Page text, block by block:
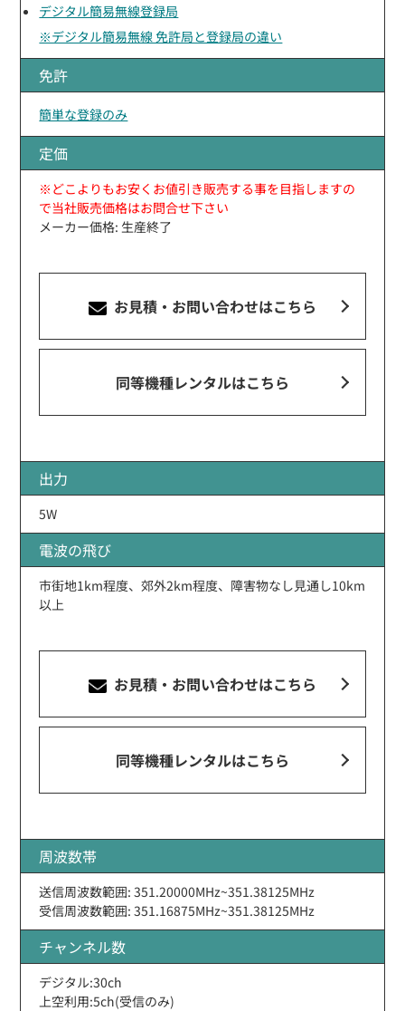
デジタル簡易無線登録局
※デジタル簡易無線 免許局と登録局の違い
免許
簡単な登録のみ
定価
※どこよりもお安くお値引き販売する事を目指しますの
で当社販売価格はお問合せ下さい
メーカー価格: 生産終了
お見積・お問い合わせはこちら
同等機種レンタルはこちら
出力
5W
電波の飛び
市街地1km程度、郊外2km程度、障害物なし見通し10km
以上
お見積・お問い合わせはこちら
同等機種レンタルはこちら
周波数帯
送信周波数範囲: 351.20000MHz~351.38125MHz
受信周波数範囲: 351.16875MHz~351.38125MHz
チャンネル数
デジタル:30ch
上空利用:5ch(受信のみ)